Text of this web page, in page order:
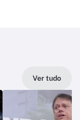
Ver tudo